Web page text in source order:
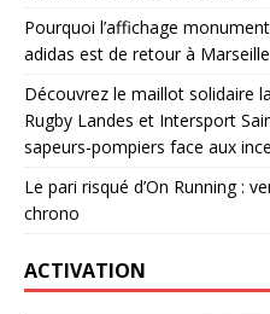
Pourquoi l’affichage
adidas est de retour à Marseille
Découvrez le maillot solidaire
Rugby Landes et Intersport
sapeurs-pompiers face aux
Le pari risqué d’On Running :
chrono
ACTIVATION